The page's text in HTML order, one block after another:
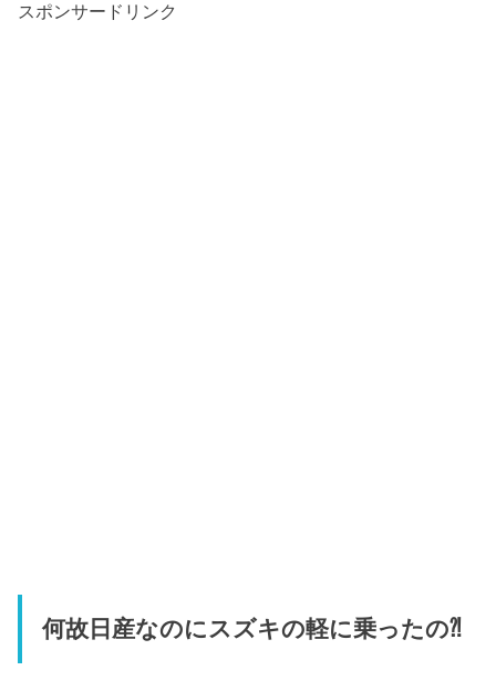
スポンサードリンク
何故日産なのにスズキの軽に乗ったの⁈